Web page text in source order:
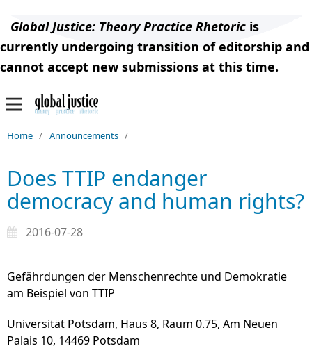
Global Justice: Theory Practice Rhetoric is
currently undergoing transition of editorship and
cannot accept new submissions at this time.
Home / Announcements /
Does TTIP endanger
democracy and human rights?
2016-07-28
Gefährdungen der Menschenrechte und Demokratie
am Beispiel von TTIP
Universität Potsdam, Haus 8, Raum 0.75, Am Neuen
Palais 10, 14469 Potsdam